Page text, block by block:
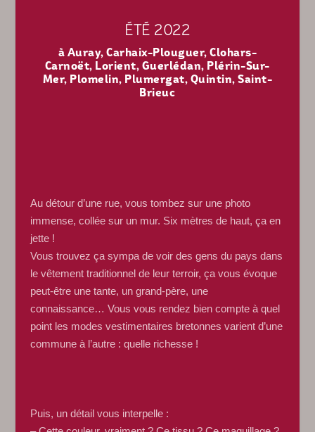
ÉTÉ 2022
à Auray,Carhaix-Plouguer,Clohars-
Carnoët, Lorient, Guerlédan, Plérin-Sur-
Mer, Plomelin, Plumergat, Quintin,Saint-
Brieuc
Au détour d’une rue, vous tombez sur une photo
immense, collée sur un mur. Six mètres de haut, ça en
jette !
Vous trouvez ça sympa de voir des gens du pays dans
le vêtement traditionnel de leur terroir, ça vous évoque
peut-être une tante, un grand-père, une
connaissance… Vous vous rendez bien compte à quel
point les modes vestimentaires bretonnes varient d’une
commune à l’autre : quelle richesse !
Puis, un détail vous interpelle :